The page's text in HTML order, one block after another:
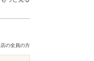
の全員の方